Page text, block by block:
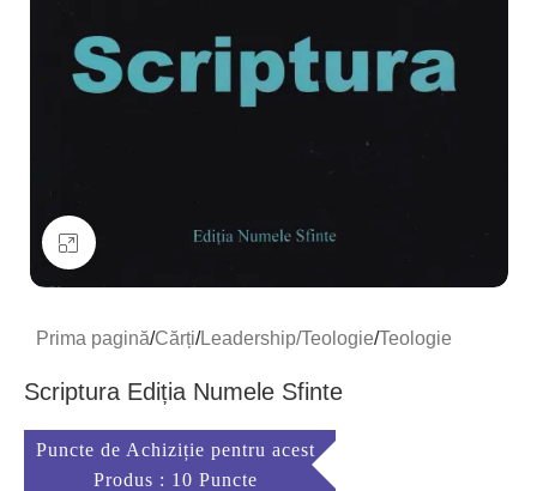
Mărește imaginea
Prima pagină/Cărți/Leadership/Teologie/Teologie
Scriptura Ediția Numele Sfinte
Puncte de Achiziție pentru acest
Produs : 10 Puncte